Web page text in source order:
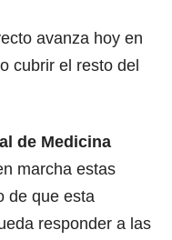
avanza hoy en
cubrir el resto del
de Medicina
marcha estas
de que esta
responder a las